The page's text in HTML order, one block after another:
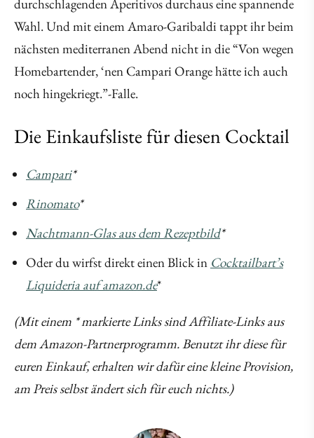
durchschlagenden Aperitivos durchaus eine spannende
Wahl. Und mit einem Amaro-Garibaldi tappt ihr beim
nächsten mediterranen Abend nicht in die “Von wegen
Homebartender, ‘nen Campari Orange hätte ich auch
noch hingekriegt.”-Falle.
Die Einkaufsliste für diesen Cocktail
Campari*
Rinomato*
Nachtmann-Glas aus dem Rezeptbild*
Oder du wirfst direkt einen Blick in Cocktailbart’s
Liquideria auf amazon.de*
(Mit einem * markierte Links sind Affiliate-Links aus
dem Amazon-Partnerprogramm. Benutzt ihr diese für
euren Einkauf, erhalten wir dafür eine kleine Provision,
am Preis selbst ändert sich für euch nichts.)